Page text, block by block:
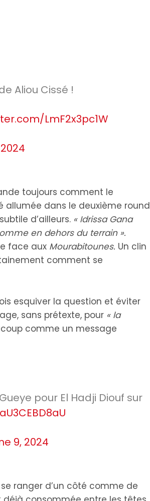
Aliou Cissé !
LmF2x3pc1W
toujours comment le
allumée dans le deuxième round
d’ailleurs. « Idrissa Gana
en dehors du terrain ».
face aux Mourabitounes. Un clin
comment se
esquiver la question et éviter
sans prétexte, pour « la
comme un message
pour El Hadji Diouf sur
9, 2024
ranger d’un côté comme de